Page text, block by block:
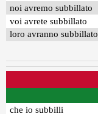
noi avremo subbillato
voi avrete subbillato
loro avranno subbillato
che io subbilli